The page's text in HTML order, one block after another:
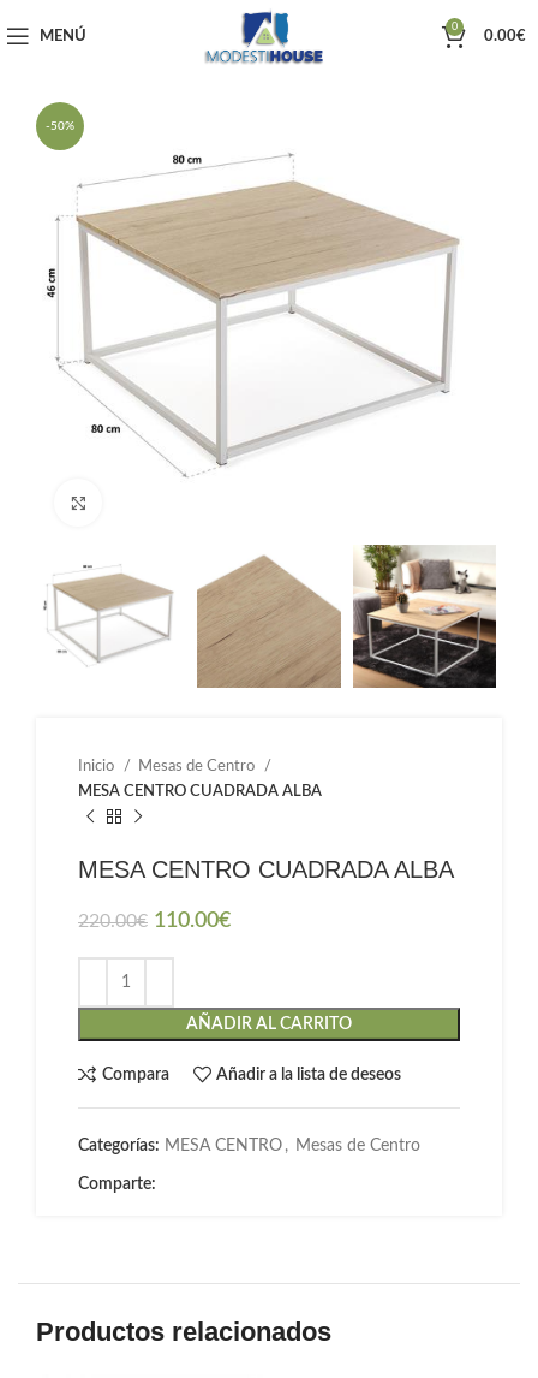
MENÚ
0
0.00€
-50%
Inicio
Mesas de Centro
MESA CENTRO CUADRADA ALBA
MESA CENTRO CUADRADA ALBA
220.00€ 110.00€
AÑADIR AL CARRITO
Compara Añadir a la lista de deseos
Categorías: MESA CENTRO , Mesas de Centro
Comparte:
Productos relacionados